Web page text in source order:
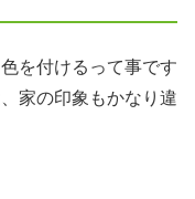
を付けるって事です
家の印象もかなり違